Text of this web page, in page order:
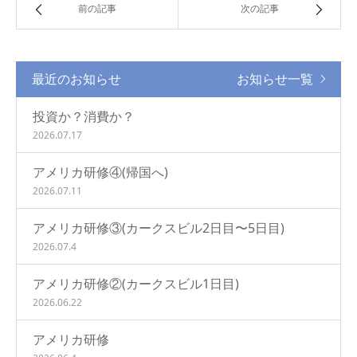
前の記事 次の記事
最近のお知らせ お知らせ一覧
投資か？消費か？
2026.07.17
アメリカ研修④(帰国へ)
2026.07.11
アメリカ研修③(カークスビル2日目〜5日目)
2026.07.4
アメリカ研修②(カークスビル1日目)
2026.06.22
アメリカ研修